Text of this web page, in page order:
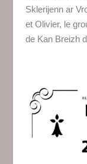
Sklerijenn ar
et Olivier, le
de Kan Breizh